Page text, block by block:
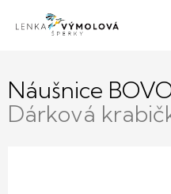
Náušnice
Dárková